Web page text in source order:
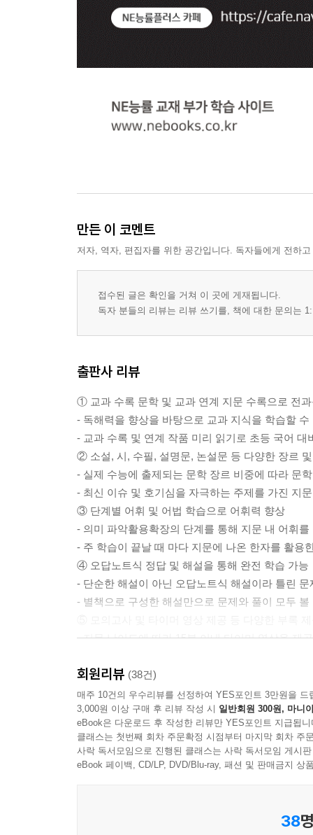
만든 이 코멘트
저자, 역자, 편집자를 위한 공간입니다. 독자들에게 전하
접수된 글은 확인을 거쳐 이 곳에 게재됩니다.
독자 분들의 리뷰는 리뷰 쓰기를, 책에 대한 문의는
출판사 리뷰
① 교과 수록 문학 및 교과 연계 지문 수록으로 전
- 독해력을 향상을 바탕으로 교과 지식을 학습할 수
- 교과 수록 및 연계 작품 미리 읽기로 초등 국어 대
② 소설, 시, 수필, 설명문, 논설문 등 다양한 장르
- 실제 수능에 출제되는 문학 장르 비중에 따라 문
- 최신 이슈 및 호기심을 자극하는 주제를 가진 지
③ 단계별 어휘 및 어법 학습으로 어휘력 향상
- 의미 파악활용확장의 단계를 통해 지문 내 어휘
- 주 학습이 끝날 때 마다 지문에 나온 한자를 활용
④ 오답노트식 정답 및 해설을 통해 완전 학습 가능
- 단순한 해설이 아닌 오답노트식 해설이라 틀린
- 별책으로 구성한 해설만으로 문제와 풀이 모두 볼
- 지문 난이도에 따라 15분 이내 타이머 영상을 제
회원리뷰 (38건)
매주 10건의 우수리뷰를 선정하여 YES포인트 3만원을 드
3,000원 이상 구매 후 리뷰 작성 시 일반회원 300원, 마니
eBook은 다운로드 후 작성한 리뷰만 YES포인트 지급됩니
클래스는 첫번째 회차 주문확정 시점부터 마지막 회차 주
사락 독서모임으로 진행된 클래스는 사락 독서모임 게시
eBook 페이백, CD/LP, DVD/Blu-ray, 패션 및 판매금지 상
38